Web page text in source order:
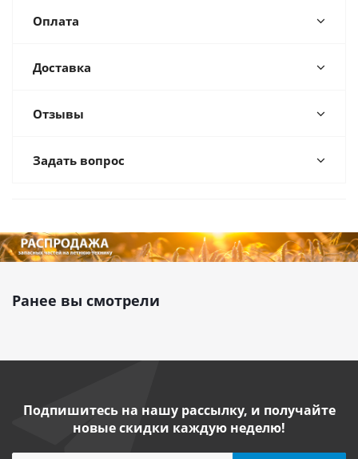
Оплата
Доставка
Отзывы
Задать вопрос
Ранее вы смотрели
Подпишитесь на нашу рассылку, и получайте
новые скидки каждую неделю!